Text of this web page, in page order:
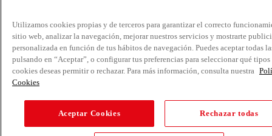
Utilizamos cookies propias y de terceros para garantizar el correcto
sitio web, analizar la navegación, mejorar nuestros servicios y mostrarte
personalizada en función de tus hábitos de navegación. Puedes aceptar todas
pulsando en “Aceptar”, o configurar tus preferencias para seleccionar qué tipos
cookies deseas permitir o rechazar. Para más información, consulta nuestra
Cookies
Aceptar Cookies Rechazar todas